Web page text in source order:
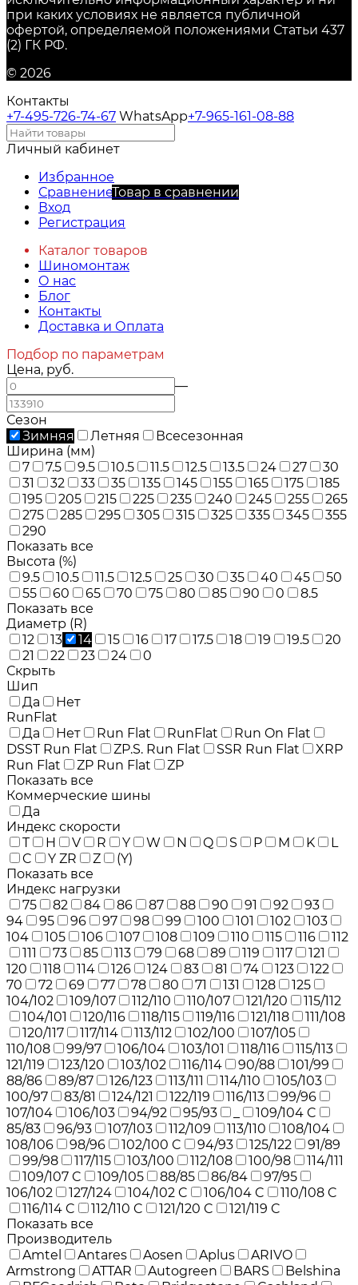
при каких условиях не является публичной
офертой, определяемой положениями Статьи 437
(2) ГК РФ.
© 2026
Контакты
+7-495-726-74-67 WhatsApp+7-965-161-08-88
Личный кабинет
Избранное
СравнениеТовар в сравнении
Вход
Регистрация
Каталог товаров
Шиномонтаж
О нас
Блог
Контакты
Доставка и Оплата
Подбор по параметрам
Цена, руб.
—
Сезон
Зимняя
Летняя
Всесезонная
Ширина (мм)
7
7.5 9.5 10.5 11.5 12.5 13.5 24 27
30
31
32 33 35 135 145 155 165 175
185
195
205 215 225 235 240 245 255
265
275
285 295 305 315 325 335 345
355
290
Показать все
Высота (%)
9.5
10.5 11.5 12.5 25 30 35 40 45
50
55
60 65 70 75 80 85 90 0
8.5
Показать все
Диаметр (R)
12
13 14 15 16 17 17.5 18 19 19.5
20
21
22 23 24
0
Скрыть
Шип
Да
Нет
RunFlat
Да
Нет Run Flat RunFlat
Run On Flat
DSST Run Flat
ZP.S. Run Flat SSR Run Flat
XRP
Run Flat
ZP Run Flat
ZP
Показать все
Коммерческие шины
Да
Индекс скорости
T
H V R Y W N Q S P M K
L
C
Y ZR Z
(Y)
Показать все
Индекс нагрузки
75
82 84 86 87 88 90 91 92
93
94
95 96 97 98 99 100 101 102
103
104
105 106 107 108 109 110 115 116
112
111
73 85 113 79 68 89 119 117
121
120
118 114 126 124 83 81 74 123
122
70
72 69 77 78 80 71 131 128
125
104/102
109/107 112/110 110/107 121/120
115/112
104/101
120/116 118/115 119/116 121/118
111/108
120/117
117/114 113/112 102/100
107/105
110/108
99/97 106/104 103/101 118/116
115/113
121/119
123/120 103/102 116/114 90/88
101/99
88/86
89/87 126/123 113/111 114/110
105/103
100/97
83/81 124/121 122/119 116/113
99/96
107/104
106/103 94/92 95/93
109/104 C
85/83
96/93 107/103 112/109 113/110
108/104
108/106
98/96 102/100 C 94/93 125/122
91/89
99/98
117/115 103/100 112/108 100/98
114/111
109/107 C
109/105 88/85 86/84
97/95
106/102
127/124 104/102 C 106/104 C
110/108 C
116/114 C
112/110 C 121/120 C
121/119 C
Показать все
Производитель
Amtel
Antares Aosen Aplus
ARIVO
Armstrong
ATTAR Autogreen BARS
Belshina